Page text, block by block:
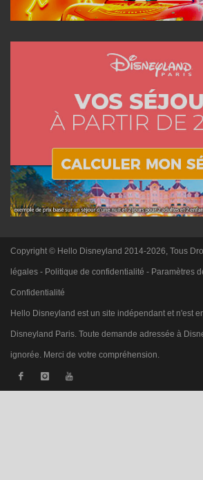
Copyright © Hello Disneyland 2014-2026, Tous
légales - Politique de confidentialité - Paramètres
Confidentialité
Hello Disneyland est un site indépendant et n'est
Disneyland Paris. Toute demande adressée à
ignorée. Merci de votre compréhension.